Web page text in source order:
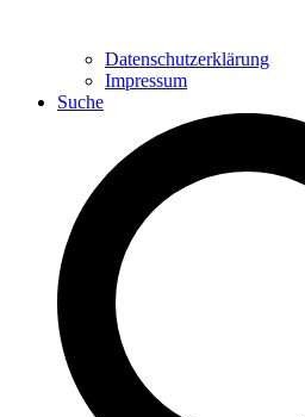
Datenschutzerklärung
Impressum
Suche